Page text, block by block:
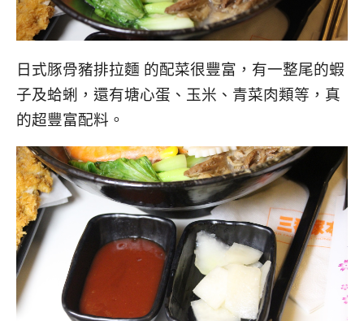
日式豚骨豬排拉麵 的配菜很豐富，有一整尾的蝦
子及蛤蜊，還有塘心蛋、玉米、青菜肉類等，真
的超豐富配料。